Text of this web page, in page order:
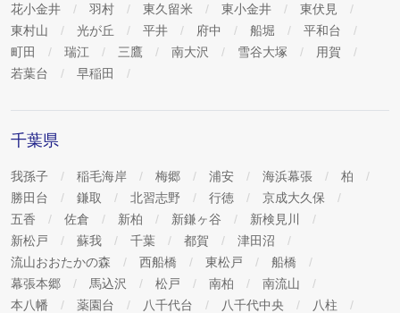
花小金井
羽村 東久留米 東小金井
東伏見
東村山
光が丘 平井 府中 船堀
平和台
町田
瑞江 三鷹 南大沢 雪谷大塚
用賀
若葉台
早稲田
千葉県
我孫子 稲毛海岸 梅郷 浦安 海浜幕張
柏
勝田台
鎌取 北習志野 行徳
京成大久保
五香
佐倉 新柏 新鎌ヶ谷
新検見川
新松戸
蘇我 千葉 都賀
津田沼
流山おおたかの森
西船橋 東松戸
船橋
幕張本郷
馬込沢 松戸 南柏
南流山
本八幡
薬園台 八千代台 八千代中央
八柱